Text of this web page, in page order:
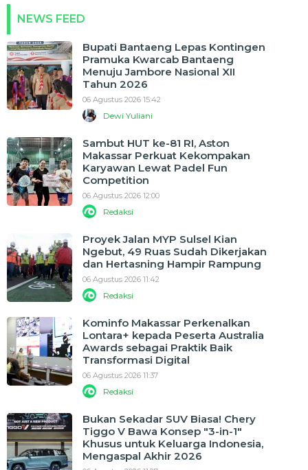
NEWS FEED
Bupati Bantaeng Lepas Kontingen
Pramuka Kwarcab Bantaeng
Menuju Jambore Nasional XII
Tahun 2026
06 Agustus 2026 15:42
Dewi Yuliani
Sambut HUT ke-81 RI, Aston
Makassar Perkuat Kekompakan
Karyawan Lewat Padel Fun
Competition
06 Agustus 2026 12:00
Redaksi
Proyek Jalan MYP Sulsel Kian
Ngebut, 49 Ruas Sudah Dikerjakan
dan Hertasning Hampir Rampung
06 Agustus 2026 11:42
Redaksi
Kominfo Makassar Perkenalkan
Lontara+ kepada Peserta Australia
Awards sebagai Praktik Baik
Transformasi Digital
06 Agustus 2026 11:37
Redaksi
Bukan Sekadar SUV Biasa! Chery
Tiggo V Bawa Konsep "3-in-1"
Khusus untuk Keluarga Indonesia,
Mengaspal Akhir 2026